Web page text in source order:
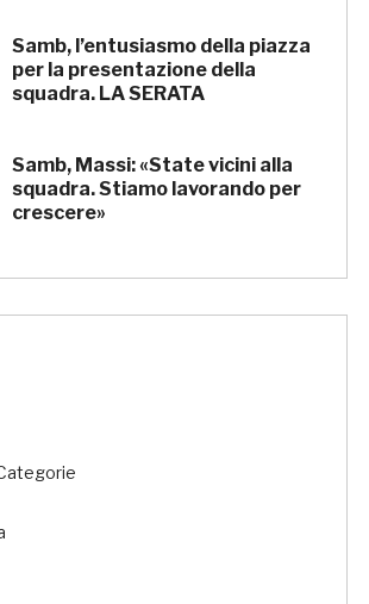
Samb, l’entusiasmo della piazza
per la presentazione della
squadra. LA SERATA
Samb, Massi: «State vicini alla
squadra. Stiamo lavorando per
crescere»